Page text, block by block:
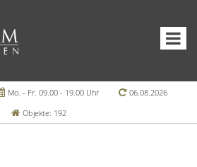
Mo. - Fr. 09.00 - 19.00 Uhr
06.08.2026
Objekte: 192